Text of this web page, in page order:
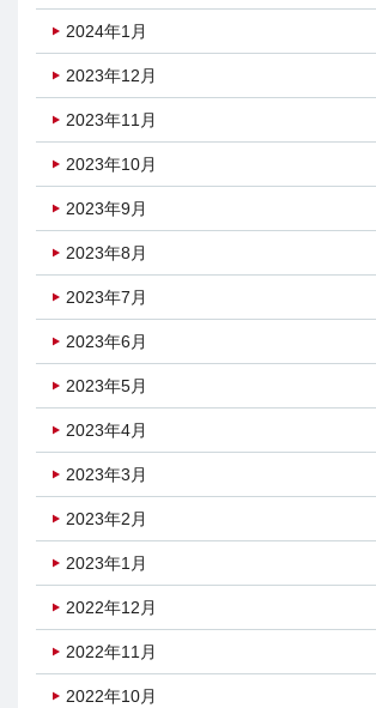
2024年1月
2023年12月
2023年11月
2023年10月
2023年9月
2023年8月
2023年7月
2023年6月
2023年5月
2023年4月
2023年3月
2023年2月
2023年1月
2022年12月
2022年11月
2022年10月